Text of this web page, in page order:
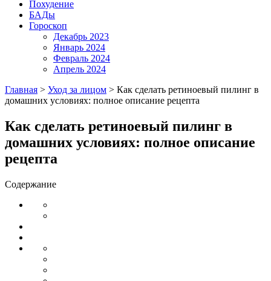
Похудение
БАДы
Гороскоп
Декабрь 2023
Январь 2024
Февраль 2024
Апрель 2024
Главная > Уход за лицом > Как сделать ретиноевый пилинг в
домашних условиях: полное описание рецепта
Как сделать ретиноевый пилинг в
домашних условиях: полное описание
рецепта
Содержание